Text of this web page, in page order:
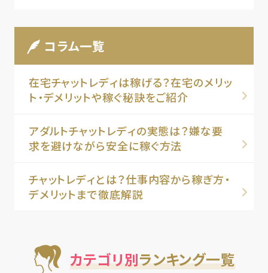
コラム一覧
在宅チャットレディは稼げる？在宅のメリッ
ト・デメリットや稼ぐ秘訣をご紹介
アダルトチャットレディの実態は？嫌な要
求を避けながら安全に稼ぐ方法
チャットレディとは？仕事内容から稼ぎ方・
デメリットまで徹底解説
カテゴリ別ランキング一覧